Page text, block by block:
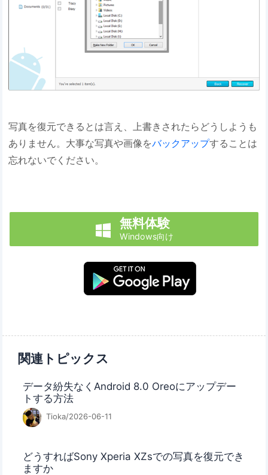
写真を復元できるとは言え、上書きされたらどうしようも
ありません。大事な写真や画像をバックアップすることは
忘れないでください。
 無料体験
Windows向け
関連トピックス
データ紛失なくAndroid 8.0 Oreoにアップデー
トする方法
Tioka/2026-06-11
どうすればSony Xperia XZsでの写真を復元でき
ますか